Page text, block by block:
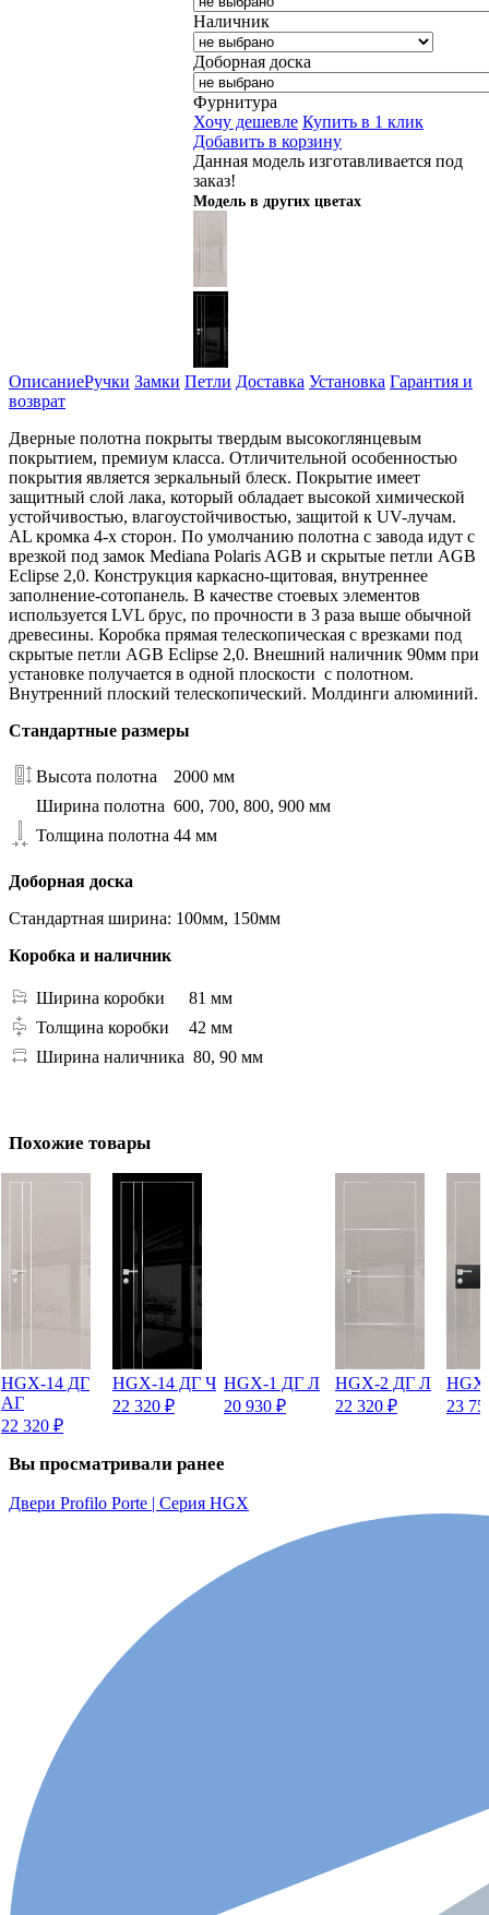
Наличник
Доборная доска
Фурнитура
Хочу дешевле Купить в 1 клик
Добавить в корзину
Данная модель изготавливается под
заказ!
Модель в других цветах
ОписаниеРучки Замки Петли Доставка Установка Гарантия и
возврат
Дверные полотна покрыты твердым высокоглянцевым
покрытием, премиум класса. Отличительной особенностью
покрытия является зеркальный блеск. Покрытие имеет
защитный слой лака, который обладает высокой химической
устойчивостью, влагоустойчивостью, защитой к UV-лучам.
AL кромка 4-х сторон. По умолчанию полотна с завода идут с
врезкой под замок Mediana Polaris AGB и скрытые петли AGB
Eclipse 2,0. Конструкция каркасно-щитовая, внутреннее
заполнение-сотопанель. В качестве стоевых элементов
используется LVL брус, по прочности в 3 раза выше обычной
древесины. Коробка прямая телескопическая с врезками под
скрытые петли AGB Eclipse 2,0. Внешний наличник 90мм при
установке получается в одной плоскости с полотном.
Внутренний плоский телескопический. Молдинги алюминий.
Стандартные размеры
Высота полотна
2000 мм
Ширина полотна 600, 700, 800, 900 мм
Толщина полотна 44 мм
Доборная доска
Стандартная ширина: 100мм, 150мм
Коробка и наличник
Ширина коробки
81 мм
Толщина коробки
42 мм
Ширина наличника 80, 90 мм
Похожие товары
HGX-14 ДГ
АГ
22 320 ₽
HGX-14 ДГ Ч
22 320 ₽
HGX-1 ДГ Л
20 930 ₽
HGX-2 ДГ Л
22 320 ₽
23
Вы просматривали ранее
Двери Profilo Porte | Серия HGX